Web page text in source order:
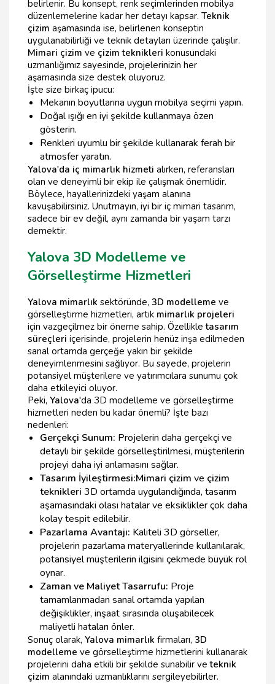
belirlenir. Bu konsept, renk seçimlerinden mobilya
düzenlemelerine kadar her detayı kapsar. Teknik
çizim aşamasında ise, belirlenen konseptin
uygulanabilirliği ve teknik detayları üzerinde çalışılır.
Mimari çizim ve çizim teknikleri konusundaki
uzmanlığımız sayesinde, projelerinizin her
aşamasında size destek oluyoruz.
İşte size birkaç ipucu:
Mekanın boyutlarına uygun mobilya seçimi yapın.
Doğal ışığı en iyi şekilde kullanmaya özen
gösterin.
Renkleri uyumlu bir şekilde kullanarak ferah bir
atmosfer yaratın.
Yalova'da iç mimarlık hizmeti alırken, referansları
olan ve deneyimli bir ekip ile çalışmak önemlidir.
Böylece, hayallerinizdeki yaşam alanına
kavuşabilirsiniz. Unutmayın, iyi bir iç mimari tasarım,
sadece bir ev değil, aynı zamanda bir yaşam tarzı
demektir.
Yalova 3D Modelleme ve
Görselleştirme Hizmetleri
Yalova mimarlık sektöründe, 3D modelleme ve
görselleştirme hizmetleri, artık mimarlık projeleri
için vazgeçilmez bir öneme sahip. Özellikletasarım
süreçleri içerisinde, projelerin henüz inşa edilmeden
sanal ortamda gerçeğe yakın bir şekilde
deneyimlenmesini sağlıyor. Bu sayede, projelerin
potansiyel müşterilere ve yatırımcılara sunumu çok
daha etkileyici oluyor.
Peki, Yalova'da 3D modelleme ve görselleştirme
hizmetleri neden bu kadar önemli? İşte bazı
nedenleri:
Gerçekçi Sunum: Projelerin daha gerçekçi ve
detaylı bir şekilde görselleştirilmesi, müşterilerin
projeyi daha iyi anlamasını sağlar.
Tasarım İyileştirmesi:Mimari çizim ve çizim
teknikleri 3D ortamda uygulandığında, tasarım
aşamasındaki olası hatalar ve eksiklikler çok daha
kolay tespit edilebilir.
Pazarlama Avantajı: Kaliteli 3D görseller,
projelerin pazarlama materyallerinde kullanılarak,
potansiyel müşterilerin ilgisini çekmede büyük rol
oynar.
Zaman ve Maliyet Tasarrufu: Proje
tamamlanmadan sanal ortamda yapılan
değişiklikler, inşaat sırasında oluşabilecek
maliyetli hataları önler.
Sonuç olarak, Yalova mimarlık firmaları, 3D
modelleme ve görselleştirme hizmetlerini kullanarak
projelerini daha etkili bir şekilde sunabilir veteknik
çizim alanındaki uzmanlıklarını sergileyebilirler.